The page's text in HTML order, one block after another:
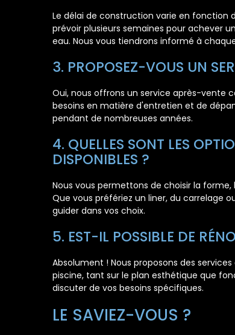
Le délai de construction varie en fonction
prévoir plusieurs semaines pour achever
eau. Nous vous tiendrons informé à
3. PROPOSEZ-VOUS UN
Oui, nous offrons un service après-vente
besoins en matière d'entretien et de
pendant de nombreuses années.
4. QUELLES SONT LES
DISPONIBLES ?
Nous vous permettons de choisir la
Que vous préfériez un liner, du carrelage
guider dans vos choix.
5. EST-IL POSSIBLE DE
Absolument ! Nous proposons des
piscine, tant sur le plan esthétique que
discuter de vos besoins spécifiques.
LE SAVIEZ-VOUS ?